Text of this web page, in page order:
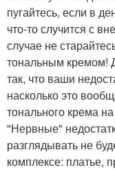
пугайтесь, если в
что-то случится с
случае не
тональным кремом!
так, что ваши
насколько это
тонального крема
"Нервные"
разглядывать не
комплексе: платье,